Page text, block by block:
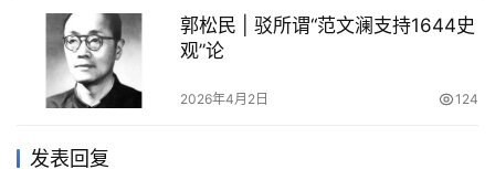
郭松民 | 驳所谓“范文澜支持1644史
观”论
2026年4月2日 124
发表回复